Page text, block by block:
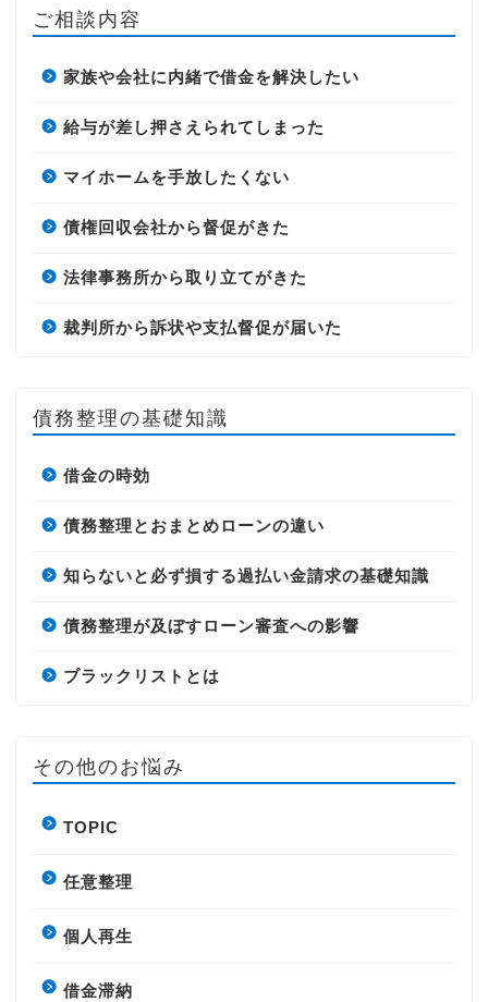
ご相談内容
家族や会社に内緒で借金を解決したい
給与が差し押さえられてしまった
マイホームを手放したくない
債権回収会社から督促がきた
法律事務所から取り立てがきた
裁判所から訴状や支払督促が届いた
債務整理の基礎知識
借金の時効
債務整理とおまとめローンの違い
知らないと必ず損する過払い金請求の基礎知識
債務整理が及ぼすローン審査への影響
ブラックリストとは
その他のお悩み
TOPIC
任意整理
個人再生
借金滞納